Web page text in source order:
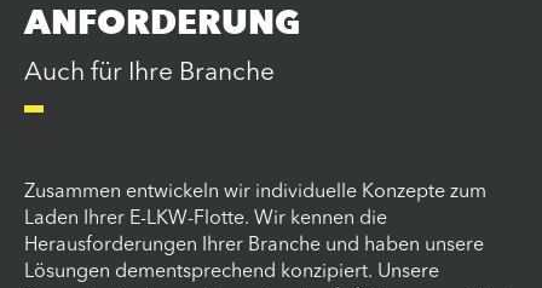
ANFORDERUNG
Auch für Ihre Branche
Zusammen entwickeln wir individuelle Konzepte zum
Laden Ihrer E-LKW-Flotte. Wir kennen die
Herausforderungen Ihrer Branche und haben unsere
Lösungen dementsprechend konzipiert. Unsere